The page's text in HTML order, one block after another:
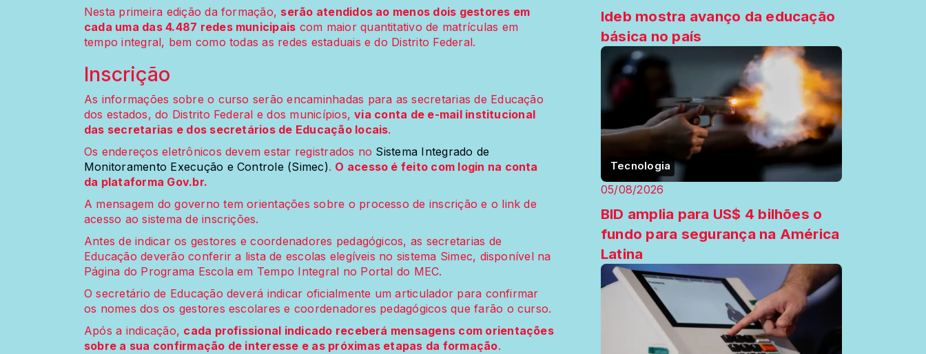
Nesta primeira edição da formação, serão atendidos ao menos dois gestores em
cada uma das 4.487 redes municipais com maior quantitativo de matrículas em
tempo integral, bem como todas as redes estaduais e do Distrito Federal.
Inscrição
As informações sobre o curso serão encaminhadas para as secretarias de Educação
dos estados, do Distrito Federal e dos municípios,via conta de e-mail institucional
das secretarias e dos secretários de Educação locais.
Os endereços eletrônicos devem estar registrados no Sistema Integrado de
Monitoramento Execução e Controle (Simec). O acesso é feito com login na conta
da plataforma Gov.br.
A mensagem do governo tem orientações sobre o processo de inscrição e o link de
acesso ao sistema de inscrições.
Antes de indicar os gestores e coordenadores pedagógicos, as secretarias de
Educação deverão conferir a lista de escolas elegíveis no sistema Simec, disponível na
Página do Programa Escola em Tempo Integral no Portal do MEC.
O secretário de Educação deverá indicar oficialmente um articulador para confirmar
os nomes dos os gestores escolares e coordenadores pedagógicos que farão o curso.
Após a indicação, cada profissional indicado receberá mensagens com orientações
sobre a sua confirmação de interesse e as próximas etapas da formação.
Ideb mostra avanço da educação
básica no país
Tecnologia
05/08/2026
BID amplia para US$ 4 bilhões o
fundo para segurança na América
Latina